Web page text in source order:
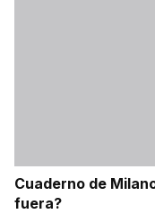
Cuaderno de
fuera?